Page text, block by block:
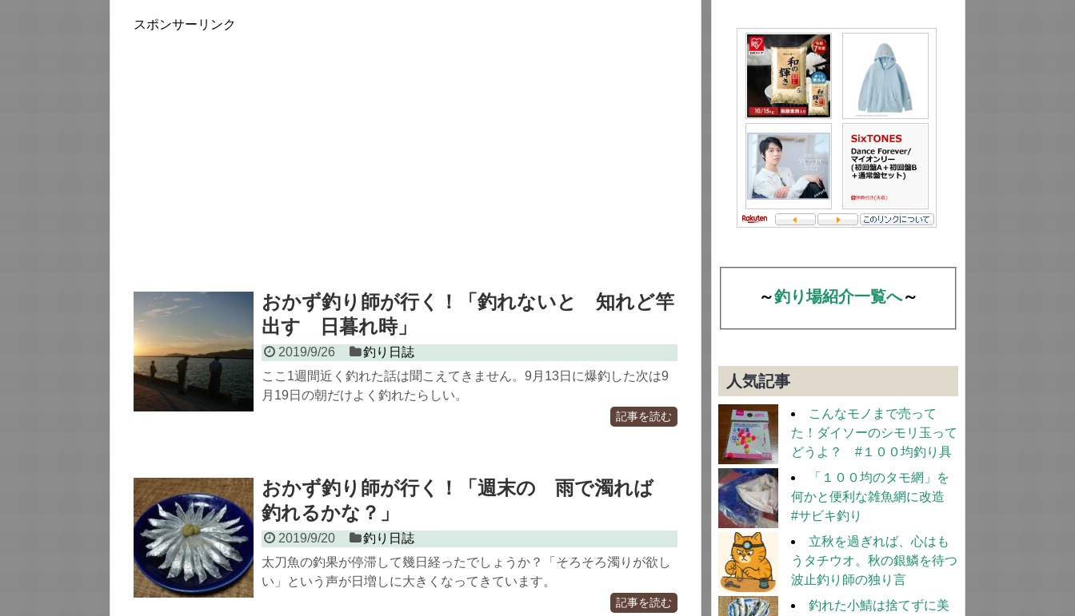
スポンサーリンク
おかず釣り師が行く！「釣れないと 知れど竿
出す 日暮れ時」
2019/9/26
釣り日誌
ここ1週間近く釣れた話は聞こえてきません。9月13日に爆釣した次は9
月19日の朝だけよく釣れたらしい。
記事を読む
おかず釣り師が行く！「週末の 雨で濁れば
釣れるかな？」
2019/9/20
釣り日誌
太刀魚の釣果が停滞して幾日経ったでしょうか？「そろそろ濁りが欲し
い」という声が日増しに大きくなってきています。
記事を読む
～釣り場紹介一覧へ～
人気記事
こんなモノまで売って
た！ダイソーのシモリ玉って
どうよ？ #１００均釣り具
「１００均のタモ網」を
何かと便利な雑魚網に改造
#サビキ釣り
立秋を過ぎれば、心はも
うタチウオ。秋の銀鱗を待つ
波止釣り師の独り言
釣れた小鯖は捨てずに美